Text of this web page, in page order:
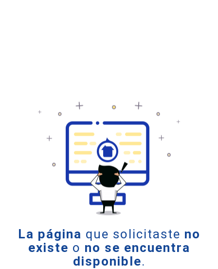
La página que solicitaste no
existe o no se encuentra
disponible.